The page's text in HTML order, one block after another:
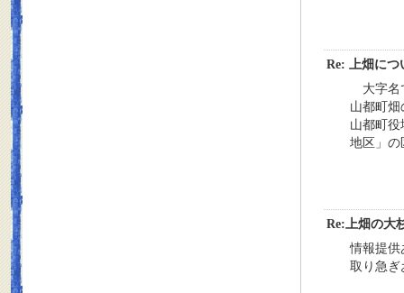
Re: 上畑につ
大字名
山都町
山都町
地区」の
Re:上畑の大
情報提供
取り急ぎ